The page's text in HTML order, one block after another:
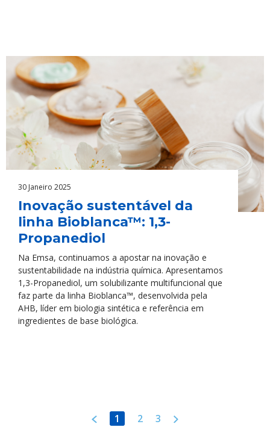
30 Janeiro 2025
Inovação sustentável da
linha Bioblanca™: 1,3-
Propanediol
Na Emsa, continuamos a apostar na inovação e
sustentabilidade na indústria química. Apresentamos
1,3-Propanediol, um solubilizante multifuncional que
faz parte da linha Bioblanca™, desenvolvida pela
AHB, líder em biologia sintética e referência em
ingredientes de base biológica.
1 2 3